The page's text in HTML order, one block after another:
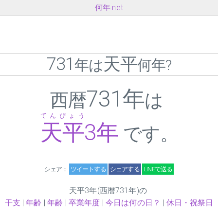
何年.net
731 年は天平何年?
西暦731年は
天平3年
てんぴょう
です。
シェア： ツイートする シェアする LINEで送る
天平3年(西暦731年)の
干支 |年齢 |年齢 | 卒業年度 | 今日は何の日？ | 休日・祝祭日